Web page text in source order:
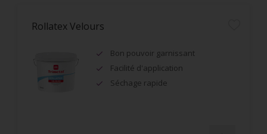
Rollatex Velours
Bon pouvoir garnissant
Facilité d'application
Séchage rapide